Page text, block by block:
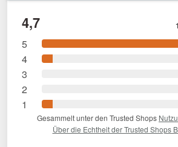
4,7
5
4
3
2
1
Gesammelt unter den Trusted Shops
Über die Echtheit der Trusted Shops